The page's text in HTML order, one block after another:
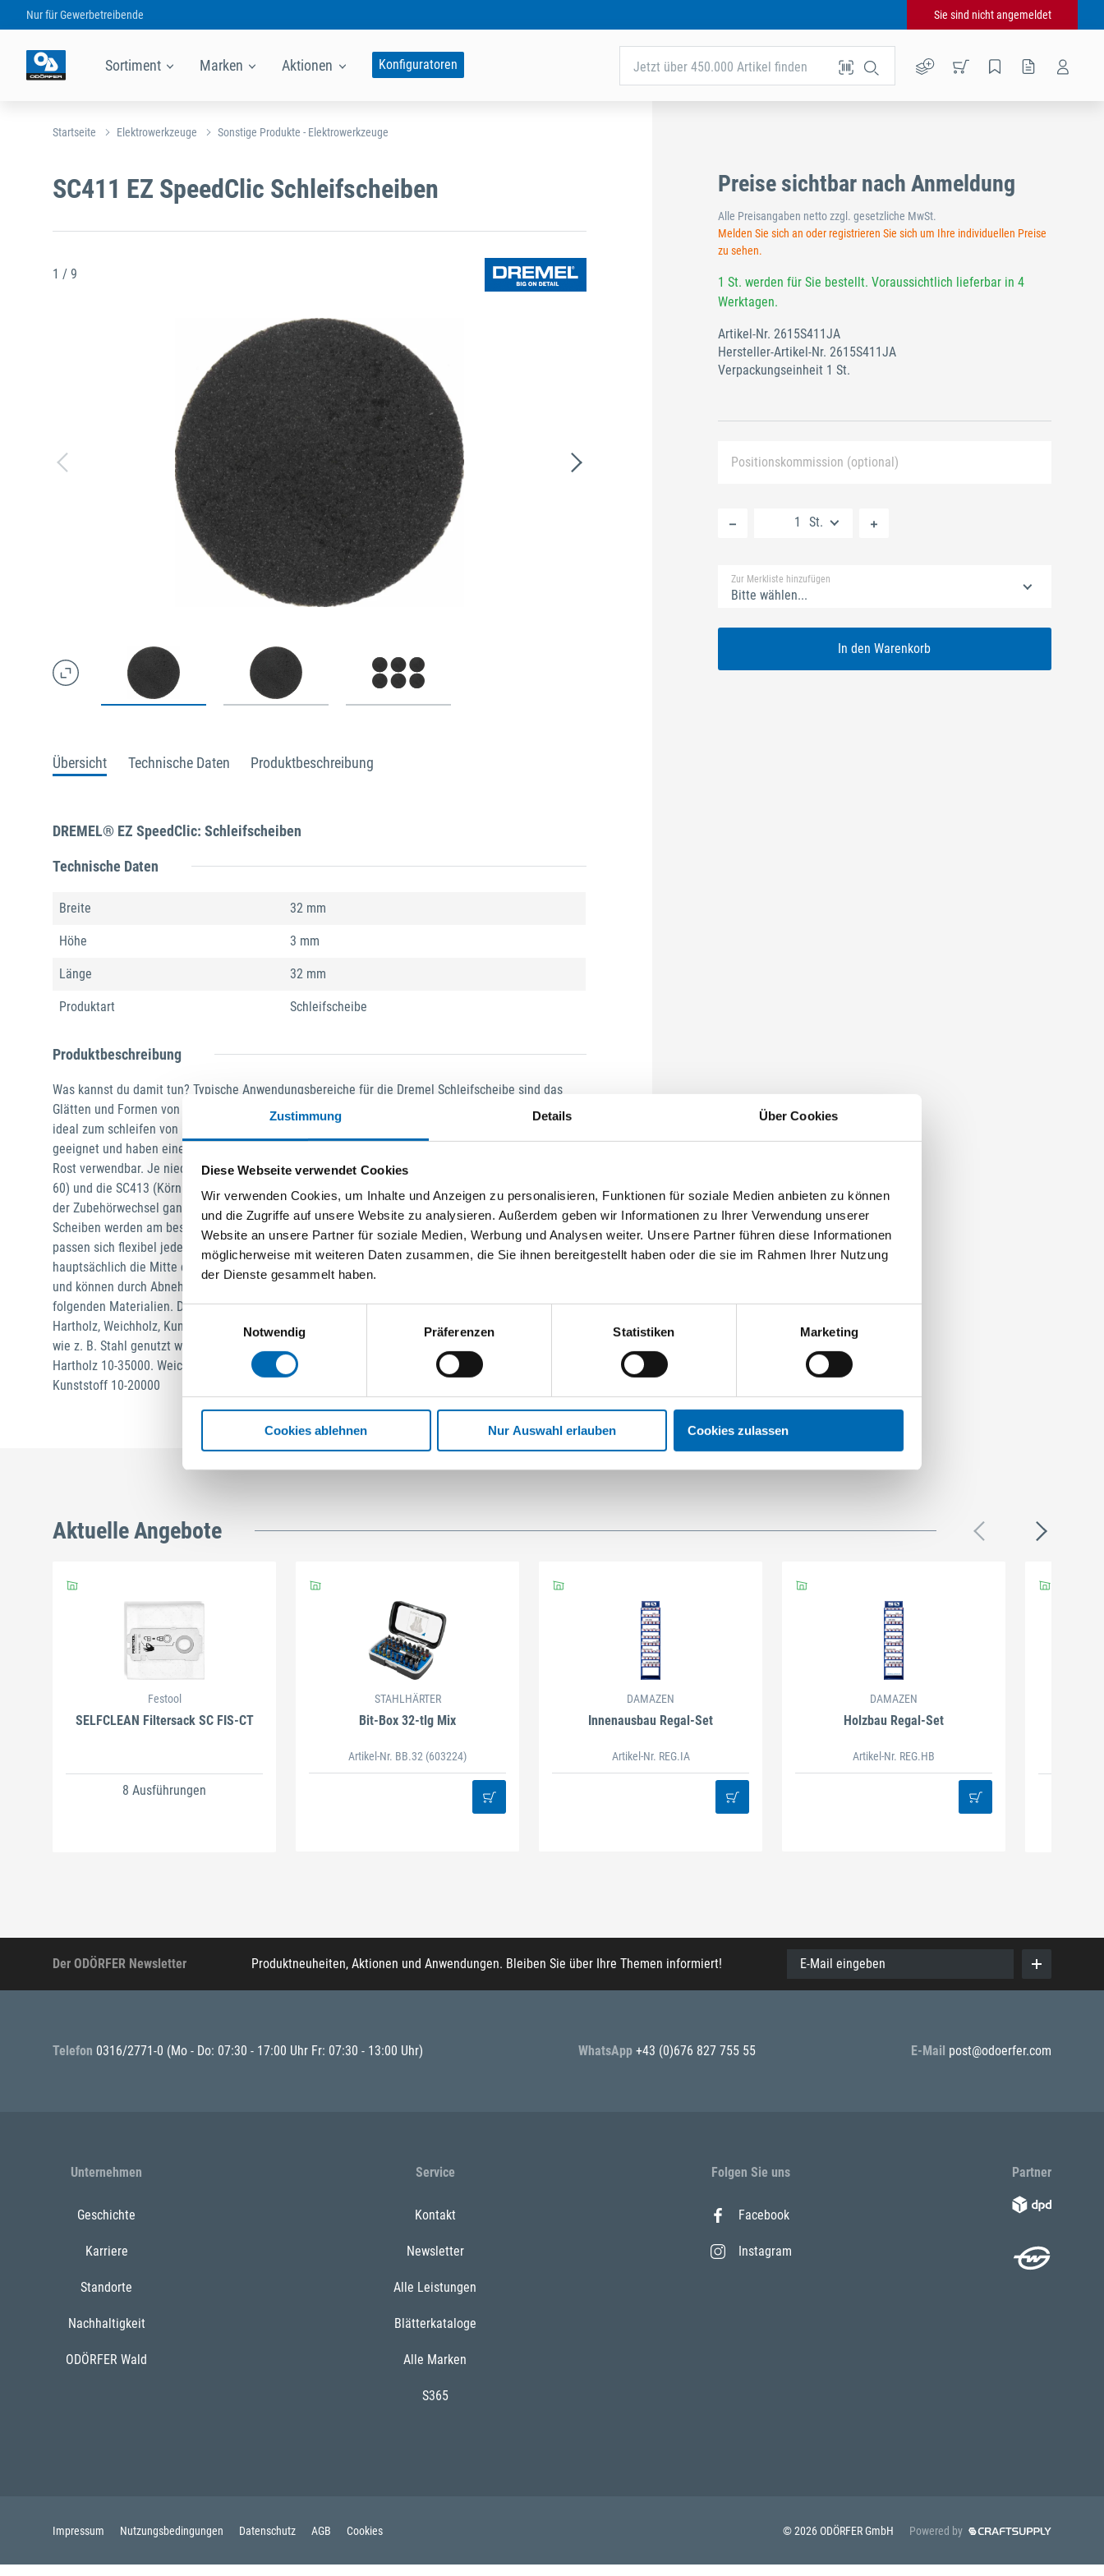
Zustimmung Details Über Cookies
Diese Webseite verwendet Cookies
Wir verwenden Cookies, um Inhalte und Anzeigen zu personalisieren, Funktionen für soziale Medien anbieten zu können
und die Zugriffe auf unsere Website zu analysieren. Außerdem geben wir Informationen zu Ihrer Verwendung unserer
Website an unsere Partner für soziale Medien, Werbung und Analysen weiter. Unsere Partner führen diese Informationen
möglicherweise mit weiteren Daten zusammen, die Sie ihnen bereitgestellt haben oder die sie im Rahmen Ihrer Nutzung
der Dienste gesammelt haben.
Einwilligungsauswahl
Notwendig
Präferenzen Statistiken Marketing
Cookies ablehnen Nur Auswahl erlauben Cookies zulassen
Nur fürGewerbetreibende Sie sind nicht angemeldet
Sortiment Marken Aktionen Konfiguratoren Jetzt über 450.000 Artikel finden
Startseite Elektrowerkzeuge Sonstige Produkte - Elektrowerkzeuge
SC411 EZ SpeedClic Schleifscheiben
1 / 9
Übersicht Technische Daten Produktbeschreibung
DREMEL® EZ SpeedClic: Schleifscheiben
Technische Daten
Breite 32 mm
Höhe 3 mm
Länge 32 mm
Produktart Schleifscheibe
Produktbeschreibung
Was kannst du damit tun? Typische Anwendungsbereiche für die Dremel Schleifscheibe sind das
Glätten und Formen von Holz oder das Entfernen von Farbe. Die Schleifscheiben von Dremel sind
ideal zum schleifen von (glatten) Flächen und Kanten weicher Materialien wie Holz und Glasfaser
geeignet und haben eine feinere Körnung als die Dremel Schleifbänder. Auch zum Entfernen von
Rost verwendbar. Je niedriger die Körnung, desto mehr Material wird entfernt. Die SC411 (Körnung:
60) und die SC413 (Körnung: 240) gehören zur exklusiven Dremel EZ SpeedClic Familie. Damit ist
der Zubehörwechsel ganz einfach: ZIEHEN – DREHEN – KLICKEN Wie funktioniert es?. Diese
Scheiben werden am besten mit dem Dremel Werkzeug zum Werkstück zeigend verwendet und
passen sich flexibel jeder Krümmung des Projekts an. Für bestmögliche Ergebnisse sollte
hauptsächlich die Mitte der Scheibe verwendet werden Schleifscheiben verschleißen mit der Zeit
und können durch Abnehmen des Aufspanndorns ausgewechselt werden Zur Verwendung in
folgenden Materialien. Diese Scheiben können zum Schleifen/Glätten weicherer Materialien wie
Hartholz, Weichholz, Kunststoff, Glasfaser, Aluminium, aber auch zur Rostentfernung von Metallen
wie z. B. Stahl genutzt werden. Zum Formen von Gummioberflächen geeignet Empfohlene Drehzahl.
Hartholz 10-35000. Weichholz 10-35000. Aluminium 35000. Messing 35000. Kupfer 25–35000.
Kunststoff 10-20000
Preise sichtbar nach Anmeldung
Alle Preisangaben netto zzgl. gesetzliche MwSt.
Melden Sie sich an oder registrieren Sie sich um Ihre individuellen Preise
zu sehen.
1 St. werden für Sie bestellt. Voraussichtlich lieferbar in 4
Werktagen.
Artikel-Nr. 2615S411JA
Hersteller-Artikel-Nr. 2615S411JA
Verpackungseinheit 1 St.
Positionskommission (optional)
St.
Zur Merkliste hinzufügen
Bitte wählen...
In den Warenkorb
Aktuelle Angebote
Festool
SELFCLEAN Filtersack SC FIS-CT
8 Ausführungen
STAHLHÄRTER
Bit-Box 32-tlg Mix
Artikel-Nr. BB.32 (603224)
DAMAZEN
Innenausbau Regal-Set
Artikel-Nr. REG.IA
DAMAZEN
Holzbau Regal-Set
Artikel-Nr. REG.HB
Der ODÖRFER Newsletter Produktneuheiten, Aktionen und Anwendungen. Bleiben Sie über Ihre Themen informiert! E-Mail eingeben
Telefon 0316/2771-0 (Mo - Do: 07:30 - 17:00 Uhr Fr: 07:30 - 13:00 Uhr) WhatsApp +43 (0)676 827 755 55 E-Mail post@odoerfer.com
Unternehmen
Geschichte
Karriere
Standorte
Nachhaltigkeit
ODÖRFER Wald
Service
Kontakt
Newsletter
Alle Leistungen
Blätterkataloge
Alle Marken
S365
Folgen Sie uns
Facebook
Instagram
Partner
Impressum Nutzungsbedingungen Datenschutz AGB Cookies © 2026 ODÖRFER GmbH Powered by